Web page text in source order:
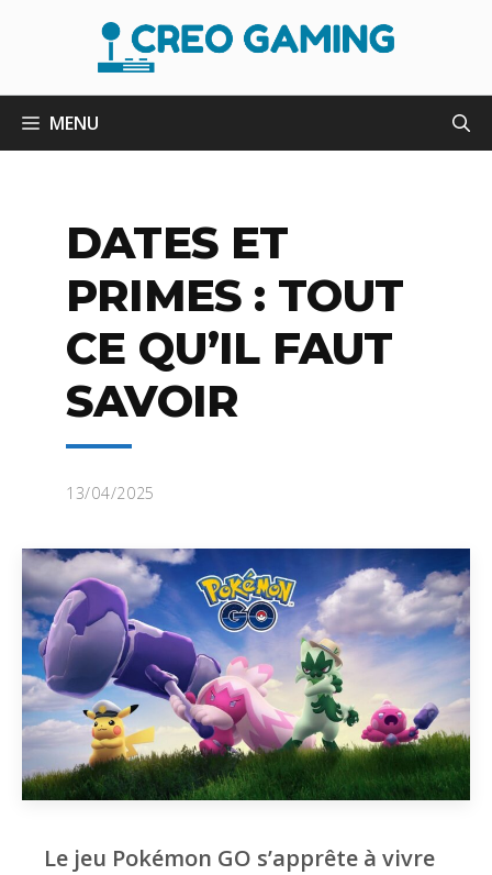
MENU
DATES ET
PRIMES : TOUT
CE QU’IL FAUT
SAVOIR
13/04/2025
Le jeu Pokémon GO s’apprête à vivre